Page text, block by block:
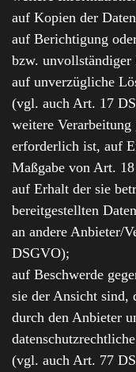
auf Kopien der
auf Berichtigung
bzw.
auf unverzügliche
(vgl. auch Art. 17
weitere
erforderlich ist, auf
Maßgabe von Art.
auf Erhalt der sie
bereitgestellten
an andere Anbieter/
DSGVO);
auf Beschwerde
sie der Ansicht sind,
durch den Anbieter
(vgl. auch Art. 77